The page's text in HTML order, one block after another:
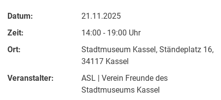
Datum:
21.11.2025
Zeit:
14:00 - 19:00 Uhr
Ort:
Stadtmuseum Kassel, Ständeplatz 16,
34117 Kassel
Veranstalter:
ASL | Verein Freunde des
Stadtmuseums Kassel